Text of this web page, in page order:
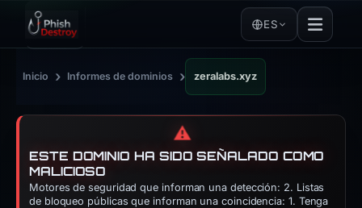
ES
Inicio › Informes de dominios › zeralabs.xyz
⚠️
ESTE DOMINIO HA SIDO SEÑALADO COMO
MALICIOSO
Motores de seguridad que informan una detección: 2. Listas
de bloqueo públicas que informan una coincidencia: 1. Tenga